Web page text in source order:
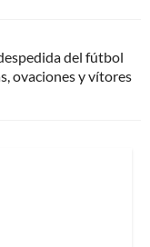
del fútbol
ovaciones y vítores